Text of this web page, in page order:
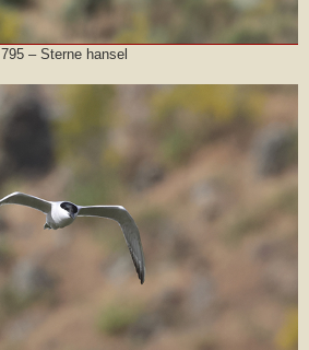
795 – Sterne hansel